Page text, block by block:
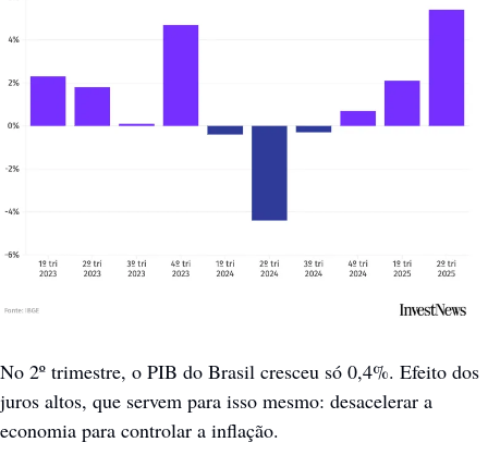
No 2º trimestre, o PIB do Brasil cresceu só 0,4%. Efeito dos
juros altos, que servem para isso mesmo: desacelerar a
economia para controlar a inflação.